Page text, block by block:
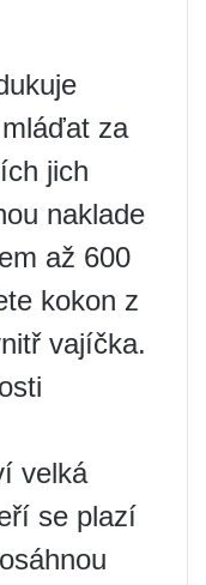
za
jich
naklade
až 600
kokon z
vajíčka.
velká
se plazí